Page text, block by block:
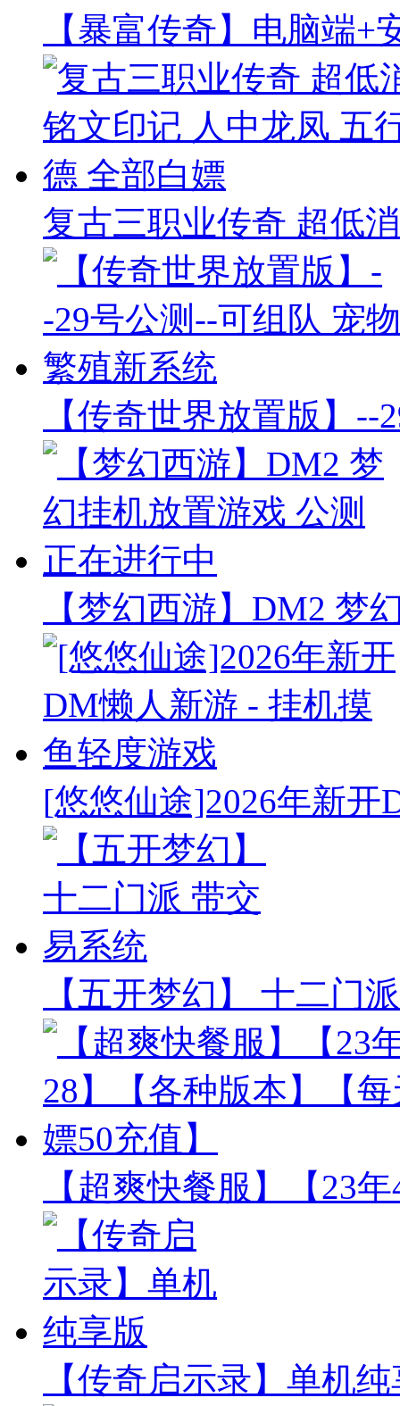
【暴富传奇】电脑端+
复古三职业传奇 超低
【传奇世界放置版】
【梦幻西游】DM2 梦
[悠悠仙途]2026年新开
【五开梦幻】 十二门
【超爽快餐服】【23
【传奇启示录】单机